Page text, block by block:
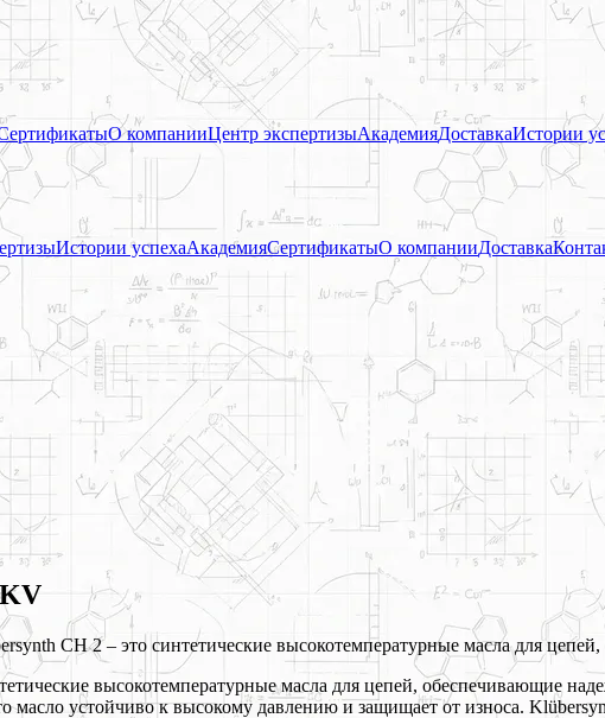
О компанииЦентр экспертизыАкадемияДоставкаИстории
Истории успехаАкадемияСертификатыО компанииДоставка
CH 2 – это синтетические высокотемпературные масла для
высокотемпературные масла для цепей, обеспечивающие
масло устойчиво к высокому давлению и защищает от износа.